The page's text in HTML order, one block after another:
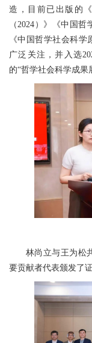
造，目前已出版的
（2024）》《中国
《中国哲学社会科
广泛关注，并入选
的“哲学社会科学成果
林尚立与王为松
要贡献者代表颁发了证